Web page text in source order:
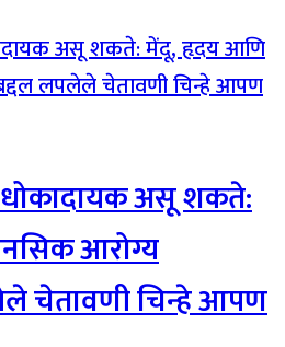
असू शकते:
आरोग्य
चेतावणी चिन्हे आपण